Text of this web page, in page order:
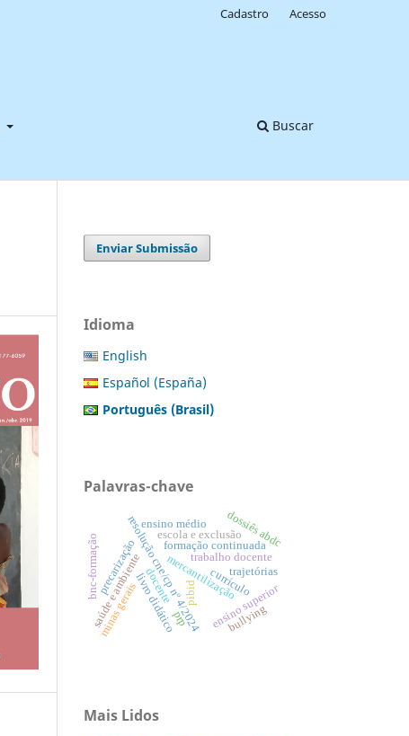
Buscar
Cadastro Acesso
Enviar Submissão
Idioma
English
Español (España)
Português (Brasil)
Palavras-chave
formação continuada
resolução cne/cp nº 4/2024
docente currículo
ensino superior
mercantilização
precarização trabalho docente
saúde e ambientelivro didático
escola e exclusão
bullying
ensino médio
minas gerais prp
trajetórias
bnc-formação
dossiês abdc
pibid
Mais Lidos